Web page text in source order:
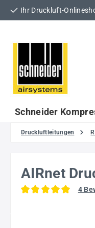
Hauptinhalt springen
Zur Suche springen
Zur Hauptnavigation
Ihr Druckluft-
Schneider
Druckluftleitungen
AIRnet
4